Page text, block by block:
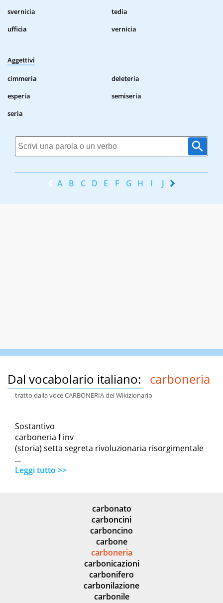
svernicia
tedia
ufficia
vernicia
Aggettivi
cimmeria
deleteria
esperia
semiseria
seria
A B C D E F G H I J K
Dal vocabolario italiano: carboneria
tratto dalla voce CARBONERIA del Wikizionario
Sostantivo
carboneria f inv
(storia) setta segreta rivoluzionaria risorgimentale
...
Leggi tutto >>
carbonato
carboncini
carboncino
carbone
carboneria
carbonicazioni
carbonifero
carbonilazione
carbonile